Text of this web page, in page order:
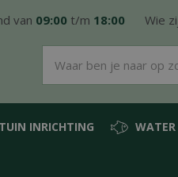
van 09:00 t/m 18:00 Wie
TUIN INRICHTING